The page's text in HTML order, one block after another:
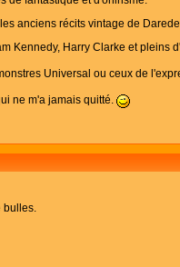
anciens récits vintage de
Kennedy, Harry Clarke et pleins
Universal ou ceux de
ne m'a jamais quitté.